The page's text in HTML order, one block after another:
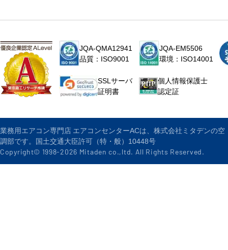
JQA-QMA12941
品質：ISO9001
JQA-EM5506
環境：ISO14001
SSLサーバ
証明書
個人情報保護士
認定証
業務用エアコン専門店 エアコンセンターACは、株式会社ミタデンの空
調部です。国土交通大臣許可（特・般）10448号
Copyright© 1998-2026 Mitaden co.,ltd. All Rights Reserved.